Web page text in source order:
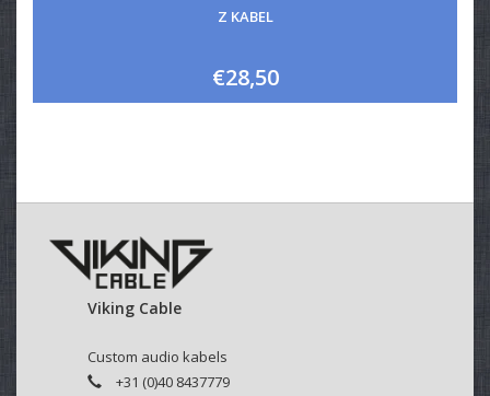
Z KABEL
€28,50
Viking Cable
Custom audio kabels
+31 (0)40 8437779